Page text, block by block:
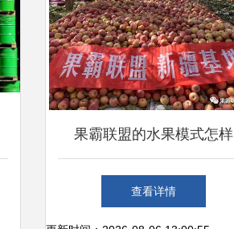
果霸联盟的水果模式怎样
查看详情